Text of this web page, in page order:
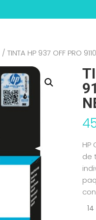
/ TINTA HP 937 OFF PRO
HP
de